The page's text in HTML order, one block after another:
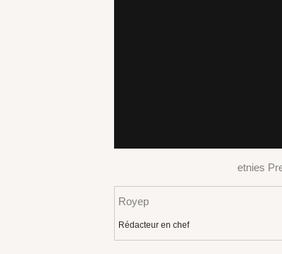
etnies
Royep
Rédacteur en chef